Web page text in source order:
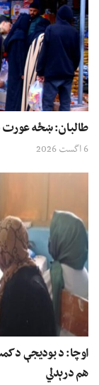
طالبان: ښځه عورت
6 اگست 2026
اوچا: د بودیجې د
هم درېدلي